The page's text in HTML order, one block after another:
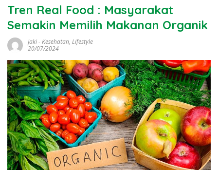
Tren Real Food : Masyarakat
Semakin Memilih Makanan Organik
Jaki-Kesehatan, Lifestyle
20/07/2024